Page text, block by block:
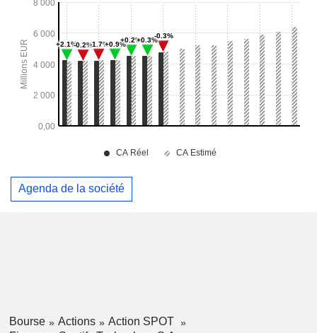
Agenda de la société
Bourse Actions
Action SPOT